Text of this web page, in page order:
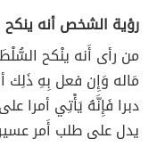
رؤية الشخص أنه ينكح
من رأى أَنه ينْكح
مَاله وَإِن فعل بِهِ ذَلِك
دبرا فَإِنَّهُ يَأْتِي أمرا
يدل على طلب أَمر